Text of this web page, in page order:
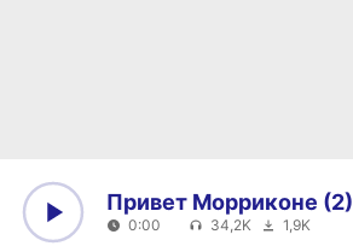
Привет Морриконе (2)
0:00 34,2K 1,9K